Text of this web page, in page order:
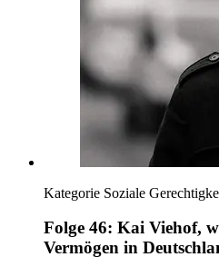
Kategorie Soziale
Folge 46: Kai Viehof,
Vermögen in